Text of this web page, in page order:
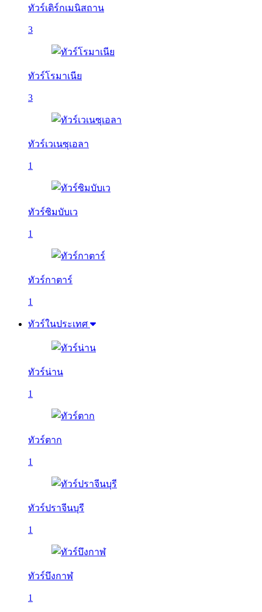
ทัวร์เติร์กเมนิสถาน
3
ทัวร์โรมาเนีย
3
ทัวร์เวเนซุเอลา
1
ทัวร์ซิมบับเว
1
ทัวร์กาตาร์
1
ทัวร์ในประเทศ
ทัวร์น่าน
1
ทัวร์ตาก
1
ทัวร์ปราจีนบุรี
1
ทัวร์บึงกาฬ
1